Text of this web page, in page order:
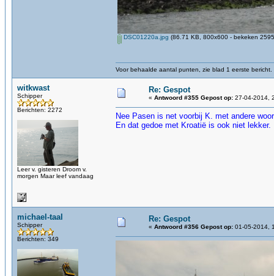
DSC01220a.jpg (86.71 KB, 800x600 - bekeken
Voor behaalde aantal punten, zie blad 1 eerste bericht.
witkwast
Schipper
Berichten: 2272
Leer v. gisteren Droom v.
morgen Maar leef vandaag
Re: Gespot
« Antwoord #355 Gepost op: 27-04-2014,
Nee Pasen is net voorbij K. met andere
En dat gedoe met Kroatië is ook niet lekker.
michael-taal
Schipper
Berichten: 349
Re: Gespot
« Antwoord #356 Gepost op: 01-05-2014,